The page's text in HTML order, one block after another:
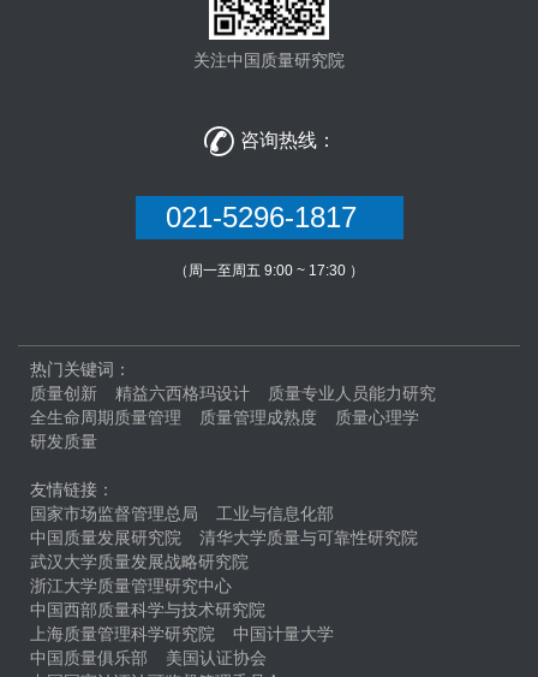
关注中国质量研究院
 咨询热线：
021-5296-1817
（周一至周五 9:00 ~ 17:30 ）
热门关键词：
质量创新
精益六西格玛设计
质量专业人员能力研究
全生命周期质量管理
质量管理成熟度
质量心理学
研发质量
友情链接：
国家市场监督管理总局
工业与信息化部
中国质量发展研究院
清华大学质量与可靠性研究院
武汉大学质量发展战略研究院
浙江大学质量管理研究中心
中国西部质量科学与技术研究院
上海质量管理科学研究院
中国计量大学
中国质量俱乐部
美国认证协会